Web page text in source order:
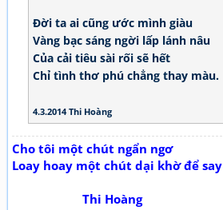
Đời ta ai cũng ước mình giàu
Vàng bạc sáng ngời lấp lánh nâu
Của cải tiêu sài rối sẽ hết
Chỉ tình thơ phú chẳng thay màu.
4.3.2014 Thi Hoàng
Cho tôi một chút ngẩn ngơ
Loay hoay một chút dại khờ để say
Thi Hoàng